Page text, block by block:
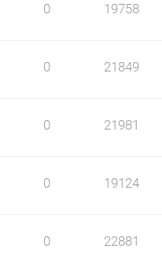
0 19758
0 21849
0 21981
0 19124
0 22881